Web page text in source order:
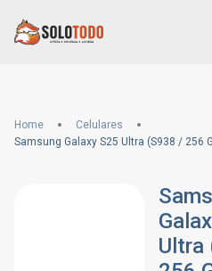
Home
Celulares
Ultra